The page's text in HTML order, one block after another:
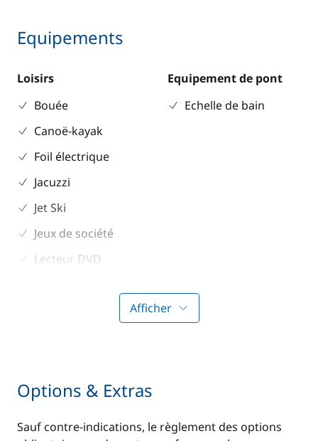
Equipements
Loisirs
Bouée
Canoë-kayak
Foil électrique
Jacuzzi
Jet Ski
Jeux de société
Lecteur DVD
TV
Equipement de pont
Echelle de bain
Confort
Afficher
Options & Extras
Sauf contre-indications, le règlement des options